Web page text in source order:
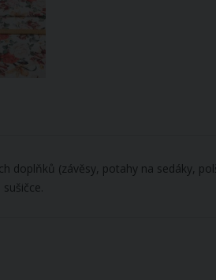
doplňků (závěsy, potahy na sedáky,